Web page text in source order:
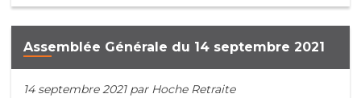
Assemblée Générale du 14 septembre 2021
14 septembre 2021 par Hoche Retraite